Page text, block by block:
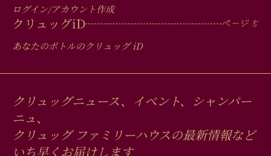
ログイン/アカウント作成
クリュッグiD
あなたのボトルのクリュッグiD
クリュッグニュース、イベント、シャンパー
ニュ、
クリュッグ ファミリーハウスの最新情報など